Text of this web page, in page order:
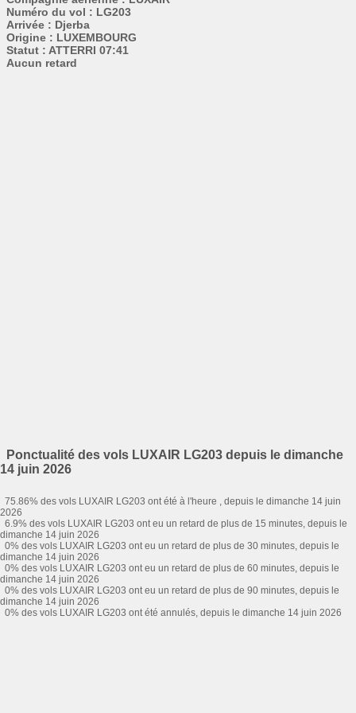
Numéro du vol : LG203
Arrivée : Djerba
Origine : LUXEMBOURG
Statut : ATTERRI 07:41
Aucun retard
Ponctualité des vols LUXAIR LG203 depuis le dimanche
14 juin 2026
75.86% des vols LUXAIR LG203 ont été à l'heure , depuis le dimanche 14 juin
2026
6.9% des vols LUXAIR LG203 ont eu un retard de plus de 15 minutes, depuis le
dimanche 14 juin 2026
0% des vols LUXAIR LG203 ont eu un retard de plus de 30 minutes, depuis le
dimanche 14 juin 2026
0% des vols LUXAIR LG203 ont eu un retard de plus de 60 minutes, depuis le
dimanche 14 juin 2026
0% des vols LUXAIR LG203 ont eu un retard de plus de 90 minutes, depuis le
dimanche 14 juin 2026
0% des vols LUXAIR LG203 ont été annulés, depuis le dimanche 14 juin 2026